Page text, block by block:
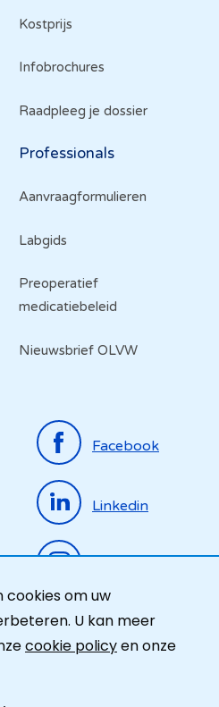
cookies om uw
U kan meer
cookie policyen onze
Kostprijs
Infobrochures
Raadpleeg je dossier
Professionals
Aanvraagformulieren
Labgids
Preoperatief
medicatiebeleid
Nieuwsbrief OLVW
Facebook
Linkedin
Instagram